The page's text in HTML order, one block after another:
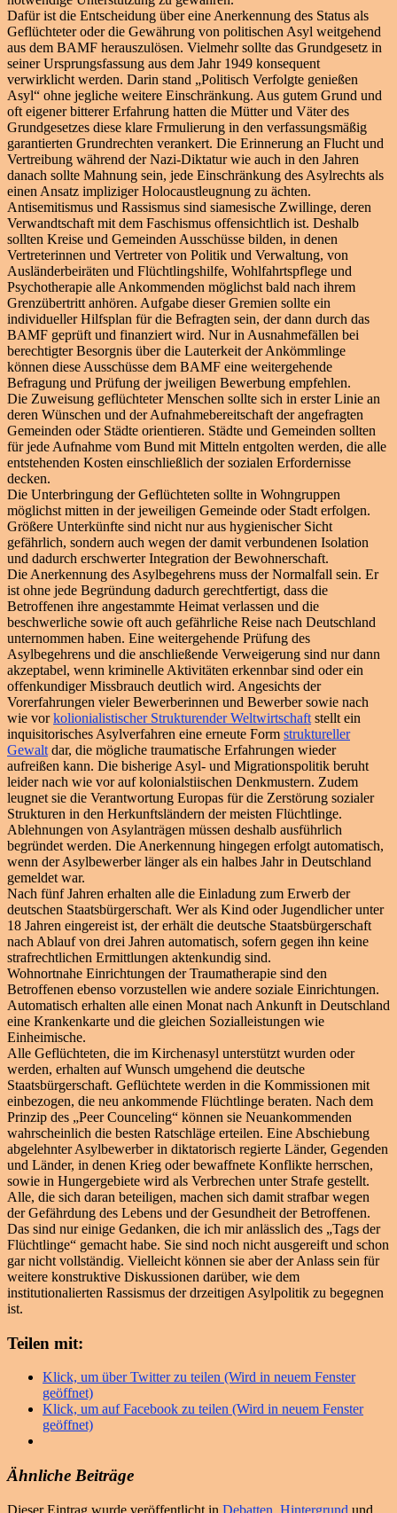
Dafür ist die Entscheidung über eine Anerkennung des Status als
Geflüchteter oder die Gewährung von politischen Asyl weitgehend
aus dem BAMF herauszulösen. Vielmehr sollte das Grundgesetz in
seiner Ursprungsfassung aus dem Jahr 1949 konsequent
verwirklicht werden. Darin stand „Politisch Verfolgte genießen
Asyl“ ohne jegliche weitere Einschränkung. Aus gutem Grund und
oft eigener bitterer Erfahrung hatten die Mütter und Väter des
Grundgesetzes diese klare Frmulierung in den verfassungsmäßig
garantierten Grundrechten verankert. Die Erinnerung an Flucht und
Vertreibung während der Nazi-Diktatur wie auch in den Jahren
danach sollte Mahnung sein, jede Einschränkung des Asylrechts als
einen Ansatz impliziger Holocaustleugnung zu ächten.
Antisemitismus und Rassismus sind siamesische Zwillinge, deren
Verwandtschaft mit dem Faschismus offensichtlich ist. Deshalb
sollten Kreise und Gemeinden Ausschüsse bilden, in denen
Vertreterinnen und Vertreter von Politik und Verwaltung, von
Ausländerbeiräten und Flüchtlingshilfe, Wohlfahrtspflege und
Psychotherapie alle Ankommenden möglichst bald nach ihrem
Grenzübertritt anhören. Aufgabe dieser Gremien sollte ein
individueller Hilfsplan für die Befragten sein, der dann durch das
BAMF geprüft und finanziert wird. Nur in Ausnahmefällen bei
berechtigter Besorgnis über die Lauterkeit der Ankömmlinge
können diese Ausschüsse dem BAMF eine weitergehende
Befragung und Prüfung der jweiligen Bewerbung empfehlen.
Die Zuweisung geflüchteter Menschen sollte sich in erster Linie an
deren Wünschen und der Aufnahmebereitschaft der angefragten
Gemeinden oder Städte orientieren. Städte und Gemeinden sollten
für jede Aufnahme vom Bund mit Mitteln entgolten werden, die alle
entstehenden Kosten einschließlich der sozialen Erfordernisse
decken.
Die Unterbringung der Geflüchteten sollte in Wohngruppen
möglichst mitten in der jeweiligen Gemeinde oder Stadt erfolgen.
Größere Unterkünfte sind nicht nur aus hygienischer Sicht
gefährlich, sondern auch wegen der damit verbundenen Isolation
und dadurch erschwerter Integration der Bewohnerschaft.
Die Anerkennung des Asylbegehrens muss der Normalfall sein. Er
ist ohne jede Begründung dadurch gerechtfertigt, dass die
Betroffenen ihre angestammte Heimat verlassen und die
beschwerliche sowie oft auch gefährliche Reise nach Deutschland
unternommen haben. Eine weitergehende Prüfung des
Asylbegehrens und die anschließende Verweigerung sind nur dann
akzeptabel, wenn kriminelle Aktivitäten erkennbar sind oder ein
offenkundiger Missbrauch deutlich wird. Angesichts der
Vorerfahrungen vieler Bewerberinnen und Bewerber sowie nach
wie vorkolionialistischer Strukturender Weltwirtschaft stellt ein
inquisitorisches Asylverfahren eine erneute Form struktureller
Gewalt dar, die mögliche traumatische Erfahrungen wieder
aufreißen kann. Die bisherige Asyl- und Migrationspolitik beruht
leider nach wie vor auf kolonialstiischen Denkmustern. Zudem
leugnet sie die Verantwortung Europas für die Zerstörung sozialer
Strukturen in den Herkunftsländern der meisten Flüchtlinge.
Ablehnungen von Asylanträgen müssen deshalb ausführlich
begründet werden. Die Anerkennung hingegen erfolgt automatisch,
wenn der Asylbewerber länger als ein halbes Jahr in Deutschland
gemeldet war.
Nach fünf Jahren erhalten alle die Einladung zum Erwerb der
deutschen Staatsbürgerschaft. Wer als Kind oder Jugendlicher unter
18 Jahren eingereist ist, der erhält die deutsche Staatsbürgerschaft
nach Ablauf von drei Jahren automatisch, sofern gegen ihn keine
strafrechtlichen Ermittlungen aktenkundig sind.
Wohnortnahe Einrichtungen der Traumatherapie sind den
Betroffenen ebenso vorzustellen wie andere soziale Einrichtungen.
Automatisch erhalten alle einen Monat nach Ankunft in Deutschland
eine Krankenkarte und die gleichen Sozialleistungen wie
Einheimische.
Alle Geflüchteten, die im Kirchenasyl unterstützt wurden oder
werden, erhalten auf Wunsch umgehend die deutsche
Staatsbürgerschaft. Geflüchtete werden in die Kommissionen mit
einbezogen, die neu ankommende Flüchtlinge beraten. Nach dem
Prinzip des „Peer Counceling“ können sie Neuankommenden
wahrscheinlich die besten Ratschläge erteilen. Eine Abschiebung
abgelehnter Asylbewerber in diktatorisch regierte Länder, Gegenden
und Länder, in denen Krieg oder bewaffnete Konflikte herrschen,
sowie in Hungergebiete wird als Verbrechen unter Strafe gestellt.
Alle, die sich daran beteiligen, machen sich damit strafbar wegen
der Gefährdung des Lebens und der Gesundheit der Betroffenen.
Das sind nur einige Gedanken, die ich mir anlässlich des „Tags der
Flüchtlinge“ gemacht habe. Sie sind noch nicht ausgereift und schon
gar nicht vollständig. Vielleicht können sie aber der Anlass sein für
weitere konstruktive Diskussionen darüber, wie dem
institutionalierten Rassismus der drzeitigen Asylpolitik zu begegnen
ist.
Teilen mit:
Klick, um über Twitter zu teilen (Wird in neuem Fenster
geöffnet)
Klick, um auf Facebook zu teilen (Wird in neuem Fenster
geöffnet)
Ähnliche Beiträge
Dieser Eintrag wurde veröffentlicht in Debatten Hintergrund und